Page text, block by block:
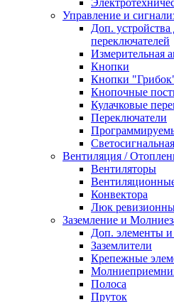
Управление и
Доп.
переключателей
Измерительная
Кнопки
Кнопки
Кнопочные
Кулачковые
Переключатели
Вентиляция /
Вентиляторы
Конвектора
Люк
Заземление и
Доп. элементы и
Заземлители
Крепежные
Полоса
Пруток